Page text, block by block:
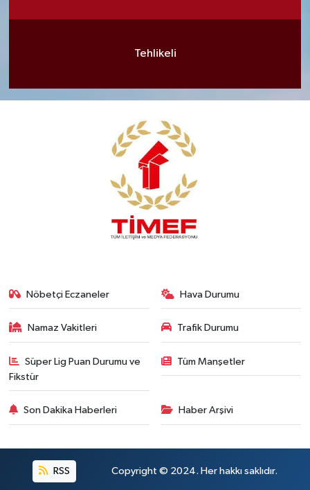
Tehlikeli
Nöbetçi Eczaneler Hava Durumu
Namaz Vakitleri Trafik Durumu
Süper Lig Puan Durumu ve
Fikstür
Tüm Manşetler
Son Dakika Haberleri Haber Arşivi
RSS Copyright © 2024. Her hakkı saklıdır.